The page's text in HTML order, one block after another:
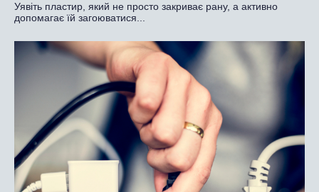
Уявіть пластир, який не просто закриває рану, а активно
допомагає їй загоюватися...